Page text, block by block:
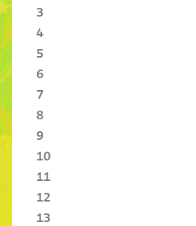
3
4
5
6
7
8
9
10
11
12
13